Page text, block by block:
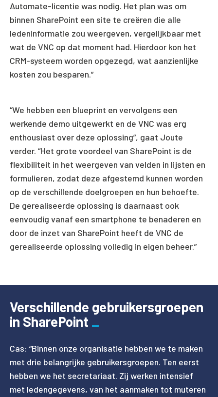
Automate-licentie was nodig. Het plan was om
binnen SharePoint een site te creëren die alle
ledeninformatie zou weergeven, vergelijkbaar met
wat de VNC op dat moment had. Hierdoor kon het
CRM-systeem worden opgezegd, wat aanzienlijke
kosten zou besparen.”
“We hebben een blueprint en vervolgens een
werkende demo uitgewerkt en de VNC was erg
enthousiast over deze oplossing”, gaat Joute
verder. “Het grote voordeel van SharePoint is de
flexibiliteit in het weergeven van velden in lijsten en
formulieren, zodat deze afgestemd kunnen worden
op de verschillende doelgroepen en hun behoefte.
De gerealiseerde oplossing is daarnaast ook
eenvoudig vanaf een smartphone te benaderen en
door de inzet van SharePoint heeft de VNC de
gerealiseerde oplossing volledig in eigen beheer.”
Verschillende gebruikersgroepen
in SharePoint
Cas: “Binnen onze organisatie hebben we te maken
met drie belangrijke gebruikersgroepen. Ten eerst
hebben we het secretariaat. Zij werken intensief
met ledengegevens, van het aanmaken tot muteren